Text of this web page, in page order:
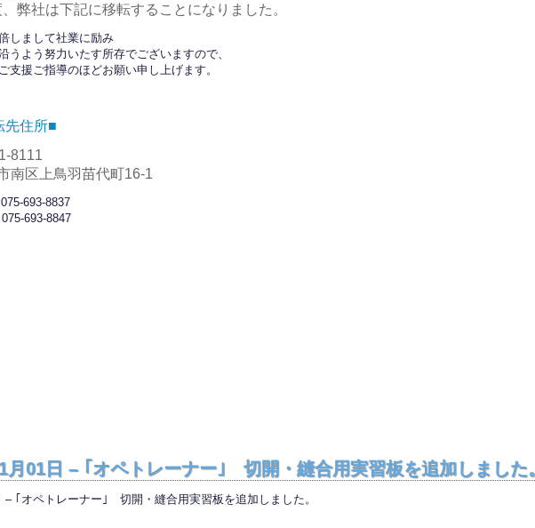
弊社は下記に移転することになりました。
しまして社業に励み
うよう努力いたす所存でございますので、
支援ご指導のほどお願い申し上げます。
先住所■
8111
南区上鳥羽苗代町16-1
693-8837
693-8847
月01日 – ｢オペトレーナー｣ 切開・縫合用実習板を追加しました
– ｢オペトレーナー｣ 切開・縫合用実習板を追加しました。